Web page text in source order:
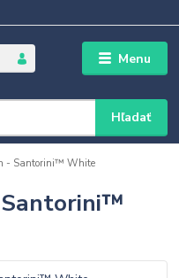
Menu
Hľadať
- Santorini™ White